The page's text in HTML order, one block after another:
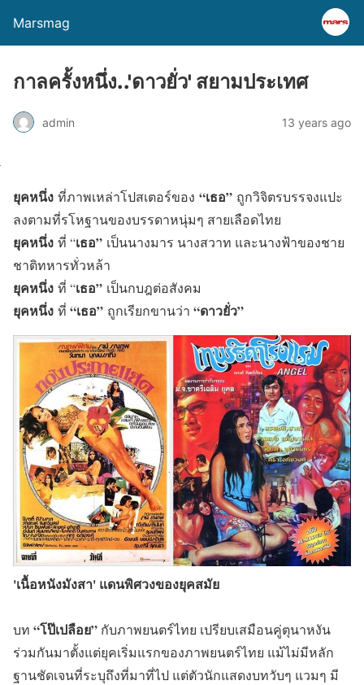
Marsmag
กาลครั้งหนึ่ง..'ดาวยั่ว' สยามประเทศ
admin 13 years ago
ยุคหนึ่ง ที่ภาพเหล่าโปสเตอร์ของ “เธอ” ถูกวิจิตรบรรจงแปะ
ลงตามที่รโหฐานของบรรดาหนุ่มๆ สายเลือดไทย
ยุคหนึ่ง ที่ “เธอ” เป็นนางมาร นางสวาท และนางฟ้าของชาย
ชาติทหารทั่วหล้า
ยุคหนึ่ง ที่ “เธอ” เป็นกบฎต่อสังคม
ยุคหนึ่ง ที่ “เธอ” ถูกเรียกขานว่า “ดาวยั่ว”
'เนื้อหนังมังสา' แดนพิศวงของยุคสมัย
บท “โป๊เปลือย” กับภาพยนตร์ไทย เปรียบเสมือนคู่ตุนาหงัน
ร่วมกันมาตั้งแต่ยุคเริ่มแรกของภาพยนตร์ไทย แม้ไม่มีหลัก
ฐานชัดเจนที่ระบุถึงที่มาที่ไป แต่ตัวนักแสดงบทวับๆ แวมๆ มี